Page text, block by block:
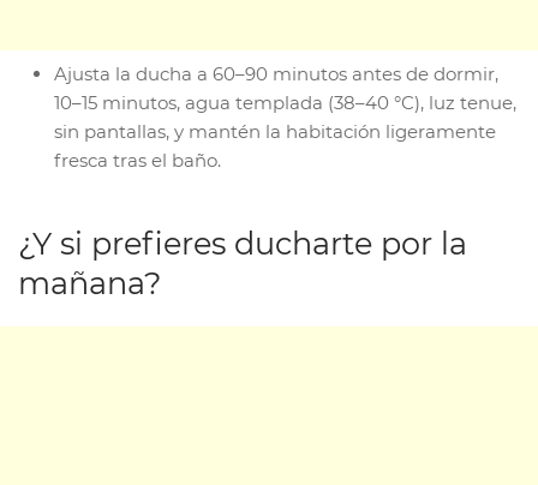
Ajusta la ducha a 60–90 minutos antes de dormir,
10–15 minutos, agua templada (38–40 °C), luz tenue,
sin pantallas, y mantén la habitación ligeramente
fresca tras el baño.
¿Y si prefieres ducharte por la
mañana?